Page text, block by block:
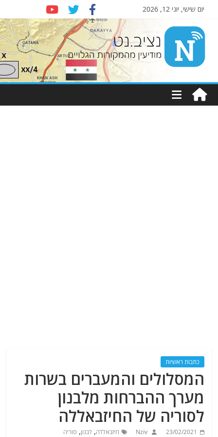
יום שישי, יוני 12, 2026
Nziv.net
מודיעין
מהמקורות
כתבות ראשיות
המסלולים והמעברים בשרות
מערך ההברחות מלבנון
לסוריה של החיזבאללה
23/02/2021
Nziv חיזבאללה, לבנון, סוריה